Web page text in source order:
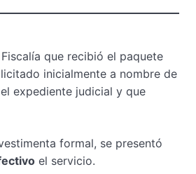
que recibió el paquete
inicialmente a nombre de
expediente judicial y que
formal, se presentó
el servicio.